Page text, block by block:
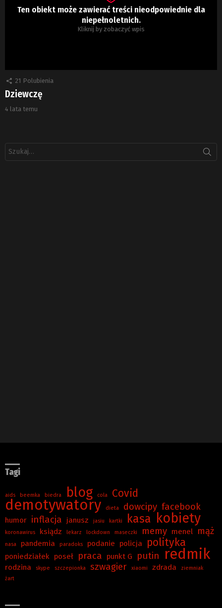
Ten obiekt może zawierać treści nieodpowiednie dla
niepełnoletnich.
Kliknij by zobaczyć wpis
21 Polubienia
Dziewczę
4 lata temu
Tagi
aids beemka biedra blog cola Covid
demotywatory dieta dowcipy facebook
humor inflacja janusz jasiu kartki kasa kobiety
koronawirus ksiądz lekarz lockdown maseczki memy menel mąż
nasa pandemia paradoks podanie policja polityka
poniedziałek poseł praca punkt G putin redmik
rodzina skype szczepionka szwagier xiaomi zdrada
ziemniak
żart